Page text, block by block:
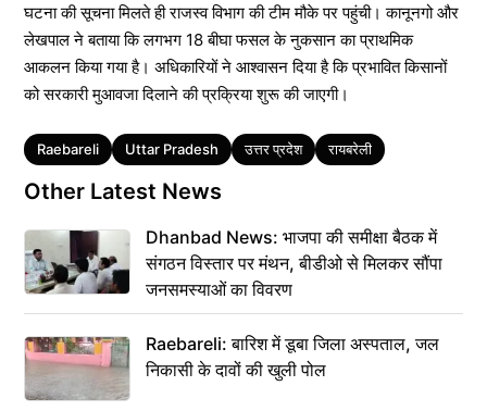
घटना की सूचना मिलते ही राजस्व विभाग की टीम मौके पर पहुंची। कानूनगो और
लेखपाल ने बताया कि लगभग 18 बीघा फसल के नुकसान का प्राथमिक
आकलन किया गया है। अधिकारियों ने आश्वासन दिया है कि प्रभावित किसानों
को सरकारी मुआवजा दिलाने की प्रक्रिया शुरू की जाएगी।
Tags
Raebareli Uttar Pradesh उत्तर प्रदेश रायबरेली
Other Latest News
Dhanbad News: भाजपा की समीक्षा बैठक में
संगठन विस्तार पर मंथन, बीडीओ से मिलकर सौंपा
जनसमस्याओं का विवरण
Raebareli: बारिश में डूबा जिला अस्पताल, जल
निकासी के दावों की खुली पोल